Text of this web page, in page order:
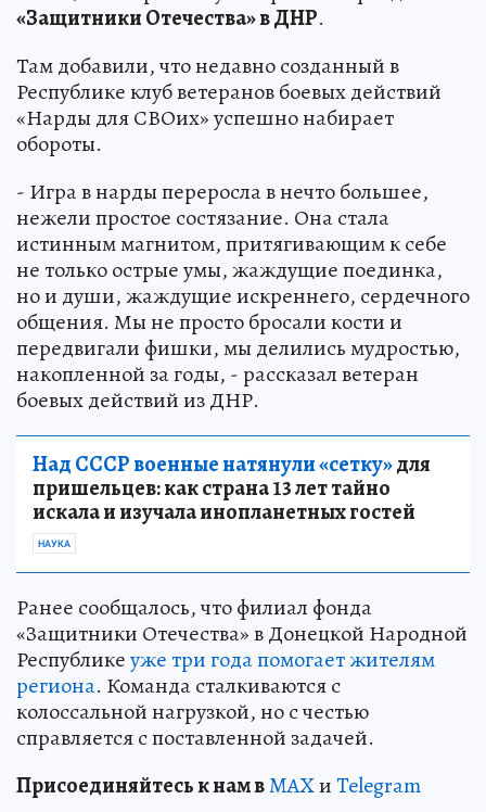
«Защитники Отечества» в ДНР.
Там добавили, что недавно созданный в
Республике клуб ветеранов боевых действий
«Нарды для СВОих» успешно набирает
обороты.
- Игра в нарды переросла в нечто большее,
нежели простое состязание. Она стала
истинным магнитом, притягивающим к себе
не только острые умы, жаждущие поединка,
но и души, жаждущие искреннего, сердечного
общения. Мы не просто бросали кости и
передвигали фишки, мы делились мудростью,
накопленной за годы, - рассказал ветеран
боевых действий из ДНР.
Над СССР военные натянули «сетку»для
пришельцев: как страна 13 лет тайно
искала и изучала инопланетных гостей
НАУКА
Ранее сообщалось, что филиал фонда
«Защитники Отечества» в Донецкой Народной
Республикеуже три года помогает жителям
региона. Команда сталкиваются с
колоссальной нагрузкой, но с честью
справляется с поставленной задачей.
Присоединяйтесь к нам вMAXиTelegram